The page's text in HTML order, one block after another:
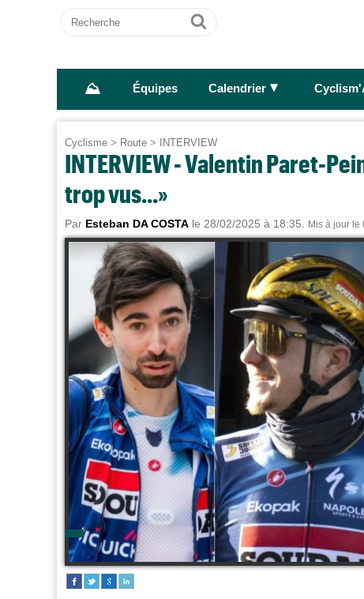
Recherche
Ok
⛰ Équipes Calendrier ►
Cyclisme > Route > INTERVIEW
INTERVIEW - Valentin Paret-
trop vus...»
Par Esteban DA COSTA le 28/02/2025 à 18:35. Mis à jour le